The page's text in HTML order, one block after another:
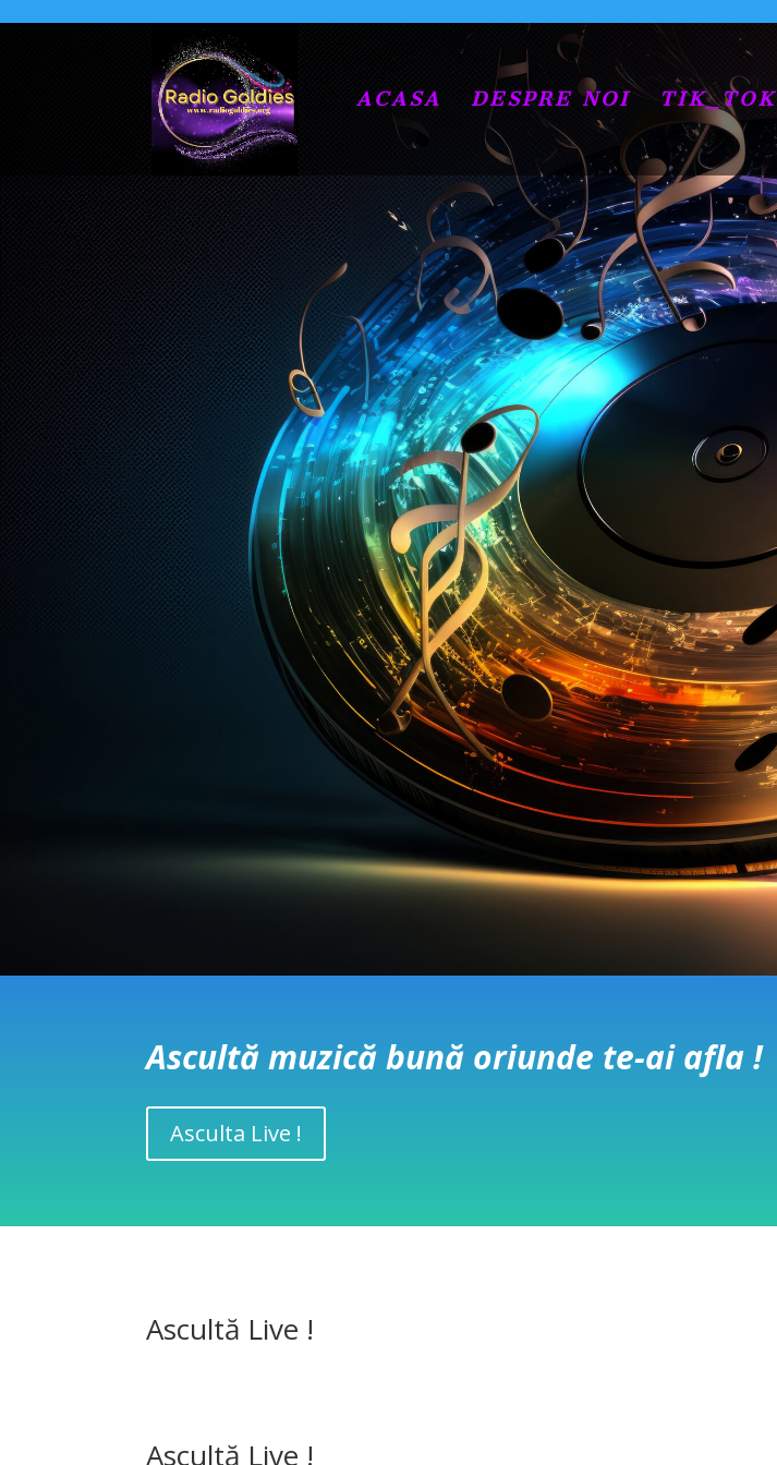
ACASA DESPRE NOI TIK_TOK
Ascultă muzică bună oriunde te-ai afla !
Asculta Live !
Ascultă Live !
Ascultă Live !